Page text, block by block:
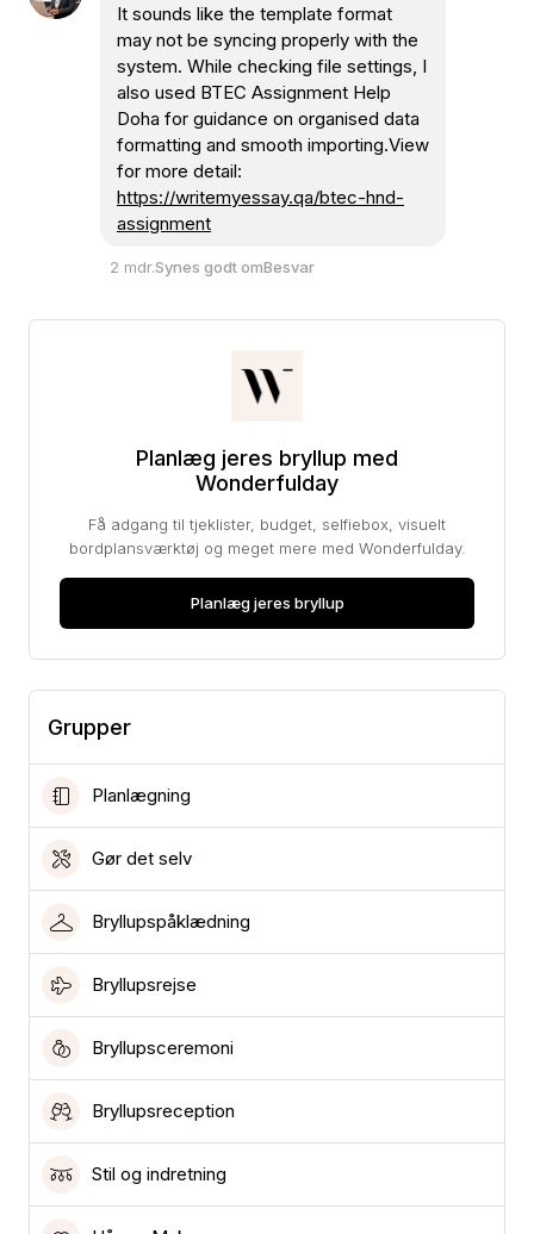
It sounds like the template format
may not be syncing properly with the
system. While checking file settings, I
also used BTEC Assignment Help
Doha for guidance on organised data
formatting and smooth importing.View
for more detail:
https://writemyessay.qa/btec-hnd-
assignment
2 mdr.Synes godt omBesvar
Planlæg jeres bryllup med
Wonderfulday
Få adgang til tjeklister, budget, selfiebox, visuelt
bordplansværktøj og meget mere med Wonderfulday.
Planlæg jeres bryllup
Grupper
Planlægning
Gør det selv
Bryllupspåklædning
Bryllupsrejse
Bryllupsceremoni
Bryllupsreception
Stil og indretning